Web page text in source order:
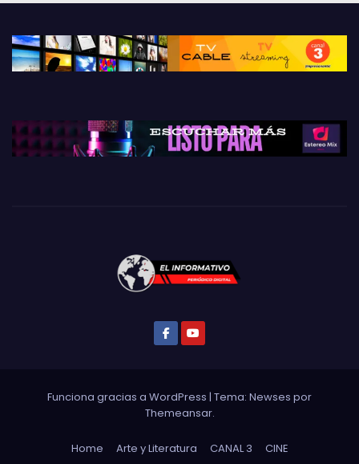
Funciona gracias a WordPress | Tema: Newses por
Themeansar.
Home Arte y Literatura CANAL 3 CINE